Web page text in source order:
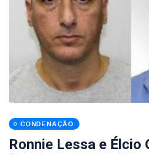
CONDENAÇÃO
Ronnie Lessa e Élcio